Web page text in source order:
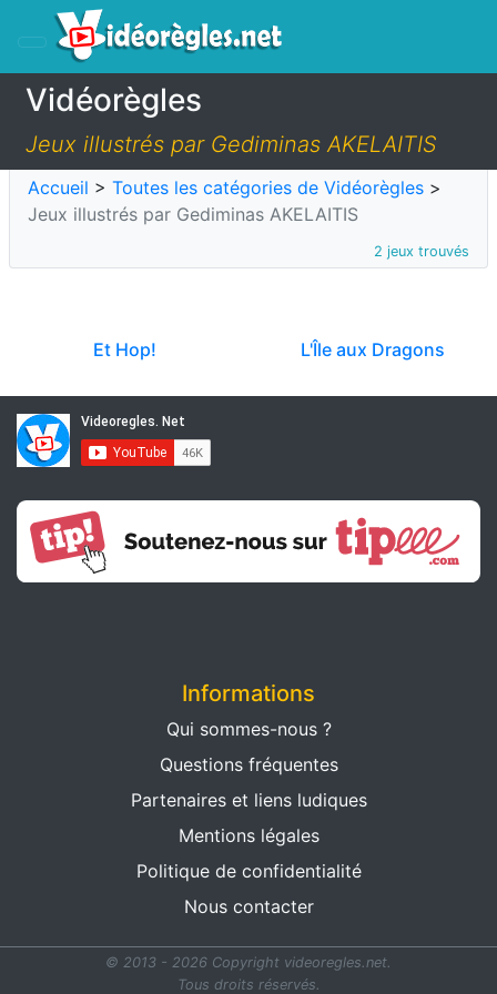
Vidéorègles
Jeux illustrés par Gediminas AKELAITIS
Accueil > Toutes les catégories de Vidéorègles >
Jeux illustrés par Gediminas AKELAITIS
2 jeux trouvés
Et Hop! L'Île aux Dragons
Informations
Qui sommes-nous ?
Questions fréquentes
Partenaires et liens ludiques
Mentions légales
Politique de confidentialité
Nous contacter
© 2013 - 2026 Copyright videoregles.net.
Tous droits réservés.